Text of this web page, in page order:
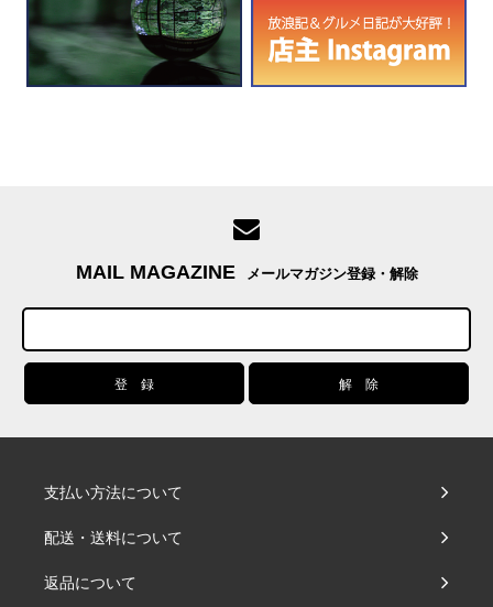
MAIL MAGAZINE メールマガジン登録・解除
支払い方法について
配送・送料について
返品について